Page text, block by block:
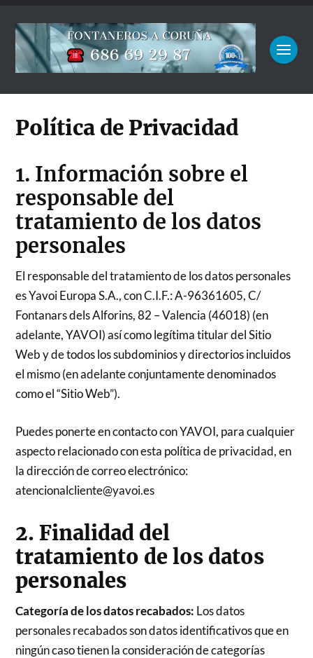
Política de Privacidad
1. Información sobre el
responsable del
tratamiento de los datos
personales
El responsable del tratamiento de los datos personales
es Yavoi Europa S.A., con C.I.F.: A-96361605, C/
Fontanars dels Alforins, 82 – Valencia (46018) (en
adelante, YAVOI) así como legítima titular del Sitio
Web y de todos los subdominios y directorios incluidos
el mismo (en adelante conjuntamente denominados
como el “Sitio Web”).
Puedes ponerte en contacto con YAVOI, para cualquier
aspecto relacionado con esta política de privacidad, en
la dirección de correo electrónico:
atencionalcliente@yavoi.es
2. Finalidad del
tratamiento de los datos
personales
Categoría de los datos recabados: Los datos
personales recabados son datos identificativos que en
ningún caso tienen la consideración de categorías